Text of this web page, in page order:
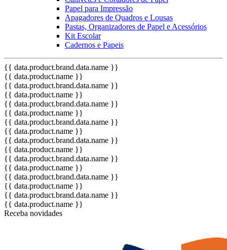
Papel para Impressão
Apagadores de Quadros e Lousas
Pastas, Organizadores de Papel e Acessórios
Kit Escolar
Cadernos e Papeis
{{ data.product.brand.data.name }}
{{ data.product.name }}
{{ data.product.brand.data.name }}
{{ data.product.name }}
{{ data.product.brand.data.name }}
{{ data.product.name }}
{{ data.product.brand.data.name }}
{{ data.product.name }}
{{ data.product.brand.data.name }}
{{ data.product.name }}
{{ data.product.brand.data.name }}
{{ data.product.name }}
{{ data.product.brand.data.name }}
{{ data.product.name }}
{{ data.product.brand.data.name }}
{{ data.product.name }}
Receba novidades